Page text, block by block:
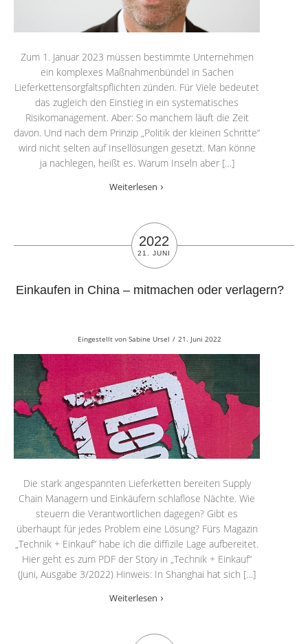
Zum 1. Januar 2023 müssen bestimmte Unternehmen
ein komplexes Maßnahmenbündel in Sachen
Lieferkettensorgfaltspflichten zünden. Für Viele bedeutet
das zugleich den Einstieg in ein systematisches
Risikomanagement. Aber: So manchem läuft die Zeit
davon. Und nach dem Prinzip „Politik der kleinen Schritte“
wird nicht selten auf Insellösungen gesetzt. Man könne
ja nachlegen, heißt es. Warum Inseln aber […]
Weiterlesen
2022
21. JUNI
Einkaufen in China – mitmachen oder verlagern?
Eingestellt vonSabine Ursel / 21. Juni 2022
Die stark angespannten Lieferketten bereiten Supply
Chain Managern und Einkäufern schlaflose Nächte. Wie
steuern die Verantwortlichen dagegen? Gibt es
überhaupt für jedes Problem eine Lösung? Fürs Magazin
„Technik + Einkauf“ habe ich die diffizile Lage aufbereitet.
Hier geht es zum PDF der Story in „Technik + Einkauf“
(Juni, Ausgabe 3/2022) Hinweis: In Shanghai hat sich […]
Weiterlesen